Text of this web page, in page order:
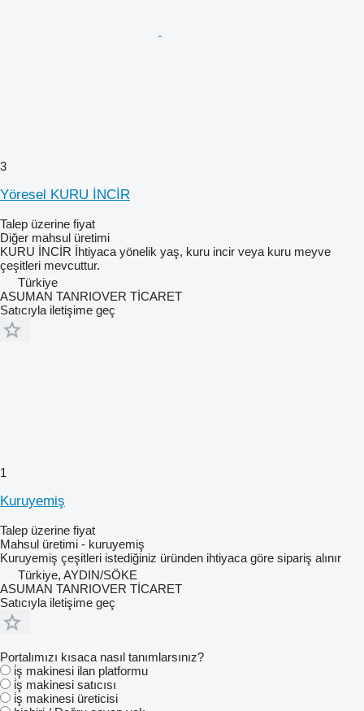
3
Yöresel KURU İNCİR
Talep üzerine fiyat
Diğer mahsul üretimi
KURU İNCİR İhtiyaca yönelik yaş, kuru incir veya kuru meyve
çeşitleri mevcuttur.
Türkiye
ASUMAN TANRIOVER TİCARET
Satıcıyla iletişime geç
1
Kuruyemiş
Talep üzerine fiyat
Mahsul üretimi - kuruyemiş
Kuruyemiş çeşitleri istediğiniz üründen ihtiyaca göre sipariş alınır
Türkiye, AYDIN/SÖKE
ASUMAN TANRIOVER TİCARET
Satıcıyla iletişime geç
Portalımızı kısaca nasıl tanımlarsınız?
i̇ş makinesi ilan platformu
i̇ş makinesi satıcısı
i̇ş makinesi üreticisi